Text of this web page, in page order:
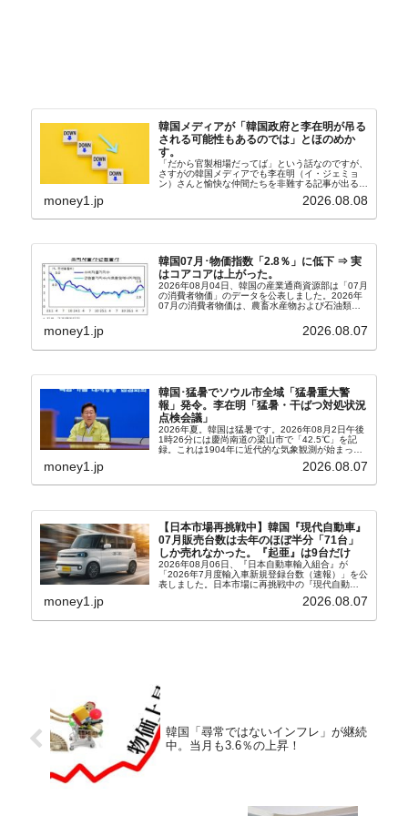
韓国メディアが「韓国政府と李在明が吊る
される可能性もあるのでは」とほのめか
す。
「だから官製相場だってば」という話なのですが、
さすがの韓国メディアでも李在明（イ・ジェミョ
ン）さんと愉快な仲間たちを非難する記事が出るよ
『朝鮮日報』に面白い記事が出ています。「東西南
money1.jp 2026.08.08
韓国07月･物価指数「2.8％」に低下 ⇒ 実
はコアコアは上がった。
2026年08月04日、韓国の産業通商資源部は「07月
の消費者物価」のデータを公表しました。2026年
07月の消費者物価は、農畜水産物および石油類の
2.8％上昇（06月は3.2％）となり、上昇率は前...
money1.jp 2026.08.07
韓国･猛暑でソウル市全域「猛暑重大警
報」発令。李在明「猛暑・干ばつ対処状況
点検会議」
2026年夏。韓国は猛暑です。2026年08月2日午後
1時26分には慶尚南道の梁山市で「42.5℃」を記
録。これは1904年に近代的な気象観測が始まって
ウル市全域への「猛暑重大警報」が発令され...
money1.jp 2026.08.07
【日本市場再挑戦中】韓国『現代自動車』
07月販売台数は去年のほぼ半分「71台」
しか売れなかった。『起亜』は9台だけ
2026年08月06日、『日本自動車輸入組合』が
「2026年7月度輸入車新規登録台数（速報）」を公
表しました。日本市場に再挑戦中の『現代自動
台数はこの中に捉えられているはずです。先月から
money1.jp 2026.08.07
韓国「尋常ではないインフレ」が継続
中。当月も3.6％の上昇！